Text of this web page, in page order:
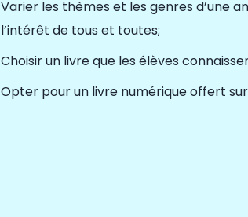
Varier les thèmes et les genres d’une
l’intérêt de tous et toutes;
Choisir un livre que les élèves
Opter pour un livre numérique offert